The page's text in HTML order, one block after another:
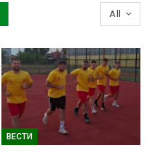
All
ВЕСТИ